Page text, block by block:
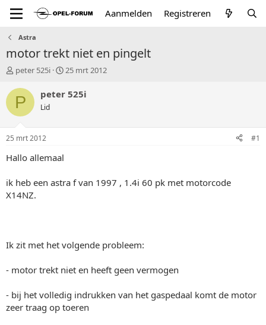
Aanmelden Registreren
Astra
motor trekt niet en pingelt
T
p
a
r
r
peter 525i
S
a
25 mrt 2012
P peter 525i
Lid
25 mrt 2012 #1
Hallo allemaal
ik heb een astra f van 1997 , 1.4i 60 pk met motorcode
X14NZ.
Ik zit met het volgende probleem:
- motor trekt niet en heeft geen vermogen
- bij het volledig indrukken van het gaspedaal komt de motor
zeer traag op toeren